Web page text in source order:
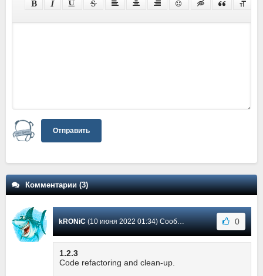
Отправить
Комментарии (3)
kRONiC(10 июня 2022 01:34) Сообщение #3 0
1.2.3
Code refactoring and clean-up.